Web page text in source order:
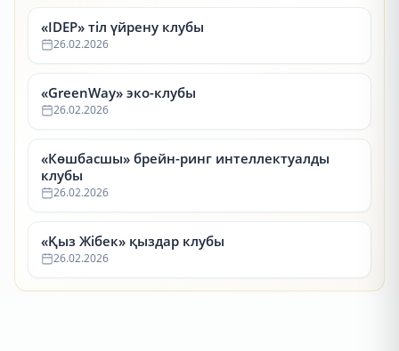
«IDEP» тіл үйрену клубы
26.02.2026
«GreenWay» эко-клубы
26.02.2026
«Көшбасшы» брейн-ринг интеллектуалды
клубы
26.02.2026
«Қыз Жібек» қыздар клубы
26.02.2026